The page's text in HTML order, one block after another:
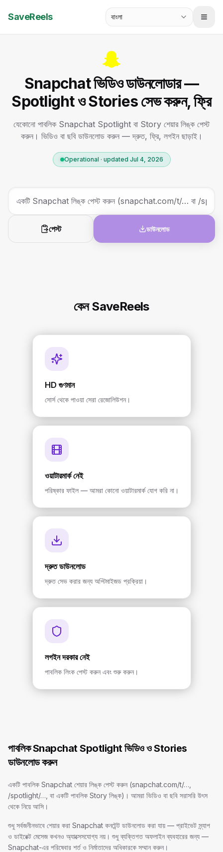
SaveReels বাংলা
Snapchat ভিডিও ডাউনলোডার —
Spotlight ও Stories সেভ করুন, ফ্রি
যেকোনো পাবলিক Snapchat Spotlight বা Story শেয়ার লিঙ্ক পেস্ট
করুন। ভিডিও বা ছবি ডাউনলোড করুন — দ্রুত, ফ্রি, লগইন ছাড়াই।
Operational · updated Jul 4, 2026
পেস্ট ডাউনলোড
কেন SaveReels
HD গুণমান
সোর্স থেকে পাওয়া সেরা রেজোলিউশন।
ওয়াটারমার্ক নেই
পরিষ্কার ফাইল — আমরা কোনো ওয়াটারমার্ক যোগ করি না।
দ্রুত ডাউনলোড
দ্রুত সেভ করার জন্য অপ্টিমাইজড প্রক্রিয়া।
লগইন দরকার নেই
পাবলিক লিংক পেস্ট করুন এবং শুরু করুন।
পাবলিক Snapchat Spotlight ভিডিও ও Stories
ডাউনলোড করুন
একটি পাবলিক Snapchat শেয়ার লিঙ্ক পেস্ট করুন (snapchat.com/t/…,
/spotlight/…, বা একটি পাবলিক Story লিঙ্ক)। আমরা ভিডিও বা ছবি সরাসরি উৎস
থেকে নিয়ে আসি।
শুধু সর্বজনীনভাবে শেয়ার করা Snapchat কনটেন্ট ডাউনলোড করা যায় — প্রাইভেট স্ন্যাপ
ও ডাইরেক্ট মেসেজ কখনও অ্যাক্সেসযোগ্য নয়। শুধু ব্যক্তিগত অফলাইন ব্যবহারের জন্য —
Snapchat-এর পরিষেবার শর্ত ও নির্মাতাদের অধিকারকে সম্মান করুন।